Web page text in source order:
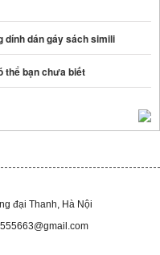
dính dán gáy sách simili
thể bạn chưa biết
đại Thanh, Hà Nội